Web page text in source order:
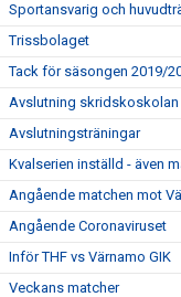
Sportansvarig och
Trissbolaget
Tack för säsongen 2019/
Avslutning skridskoskolan
Avslutningsträningar
Kvalserien inställd - även
Angående matchen mot
Angående Coronaviruset
Inför THF vs Värnamo GIK
Veckans matcher